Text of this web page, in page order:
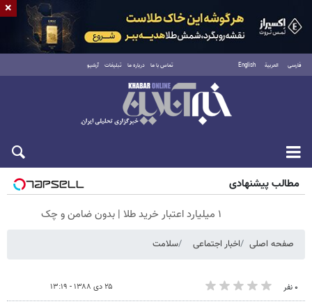
فارسی العربية English تماس با ما درباره ما تبلیغات آرشیو
پنجشنبه ۱۵ مرداد ۱۴۰۵
مطالب پیشنهادی
۱ میلیارد اعتبار خرید طلا | بدون ضامن و چک
صفحه اصلی اخبار اجتماعی سلامت
۰ نفر ۲۵ دی ۱۳۸۸ - ۱۳:۱۹
×